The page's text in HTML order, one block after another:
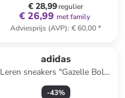
€ 28,99regulier
€ 26,99 met family
Adviesprijs (AVP): € 60,00*
adidas
Leren sneakers "Gazelle Bold"
rood
-43%